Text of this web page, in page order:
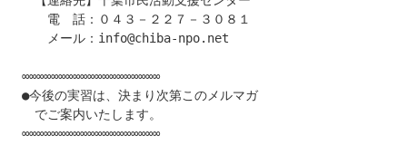
電　話：０４３－２２７－３０８１
メール：info@chiba-npo.net
∞∞∞∞∞∞∞∞∞∞∞∞∞∞∞∞∞∞∞
●今後の実習は、決まり次第このメルマガ
でご案内いたします。
∞∞∞∞∞∞∞∞∞∞∞∞∞∞∞∞∞∞∞